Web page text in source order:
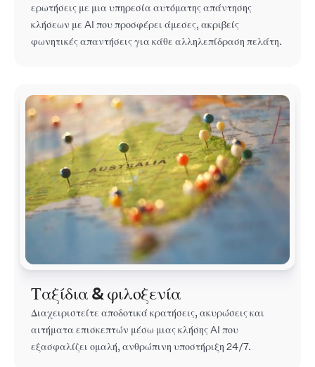
ερωτήσεις με μια υπηρεσία αυτόματης απάντησης
κλήσεων με AI που προσφέρει άμεσες, ακριβείς
φωνητικές απαντήσεις για κάθε αλληλεπίδραση πελάτη.
Ταξίδια & φιλοξενία
Διαχειριστείτε αποδοτικά κρατήσεις, ακυρώσεις και
αιτήματα επισκεπτών μέσω μιας κλήσης AI που
εξασφαλίζει ομαλή, ανθρώπινη υποστήριξη 24/7.